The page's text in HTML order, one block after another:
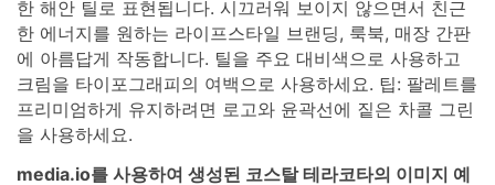
한 해안 틸로 표현됩니다. 시끄러워 보이지 않으면서 친근
한 에너지를 원하는 라이프스타일 브랜딩, 룩북, 매장 간판
에 아름답게 작동합니다. 틸을 주요 대비색으로 사용하고
크림을 타이포그래피의 여백으로 사용하세요. 팁: 팔레트를
프리미엄하게 유지하려면 로고와 윤곽선에 짙은 차콜 그린
을 사용하세요.
media.io를 사용하여 생성된 코스탈 테라코타의 이미지 예